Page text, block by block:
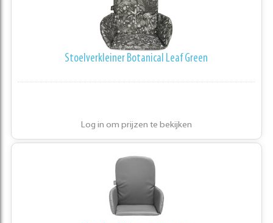
Stoelverkleiner Botanical Leaf Green
Log in om prijzen te bekijken